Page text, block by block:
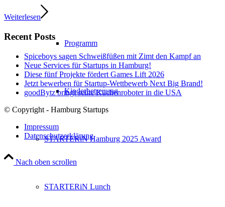
Programm
Kinderbetreuung
STARTERiN Hamburg 2025 Award
STARTERiN Lunch
Weiterlesen
Recent Posts
Spiceboys sagen Schweißfüßen mit Zimt den Kampf an
Neue Services für Startups in Hamburg!
Diese fünf Projekte fördert Games Lift 2026
Jetzt bewerben für Startup-Wettbewerb Next Big Brand!
goodBytz bringt seine Küchenroboter in die USA
© Copyright - Hamburg Startups
Impressum
Datenschutzerklärung
Nach oben scrollen